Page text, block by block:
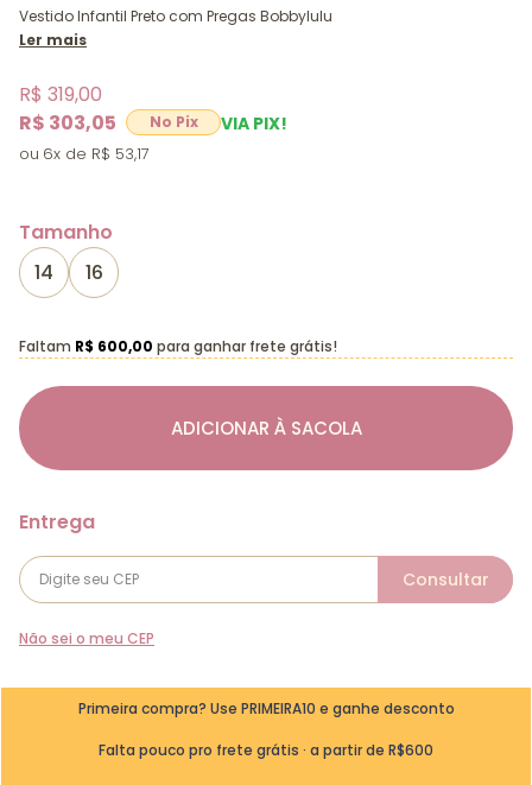
Vestido Infantil Preto com Pregas Bobbylulu
Ler mais
R$ 303,05 VIA PIX!
R$ 319,00
6x R$ 53,17
Tamanho
14
16
ADICIONAR À SACOLA
Faltam R$ 600,00 para ganhar frete grátis!
Não sei o meu CEP
Primeira compra? Use PRIMEIRA10 e ganhe desconto
Falta pouco pro frete grátis · a partir de R$600